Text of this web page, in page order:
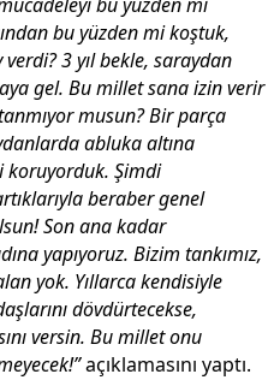
bu yüzden mi
bu yüzden mi koştuk,
3 yıl bekle, saraydan
gel. Bu millet sana izin verir
musun? Bir parça
abluka altına
koruyorduk. Şimdi
beraber genel
Son ana kadar
yapıyoruz. Bizim tankımız,
yok. Yıllarca kendisiyle
dövdürtecekse,
versin. Bu millet onu
açıklamasını yaptı.